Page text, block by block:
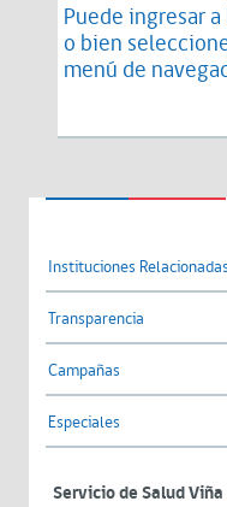
Puede ingresar
o bien
menú de
Instituciones Relacionadas
Transparencia
Campañas
Especiales
Servicio de Salud